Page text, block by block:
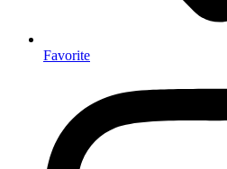
Favorite